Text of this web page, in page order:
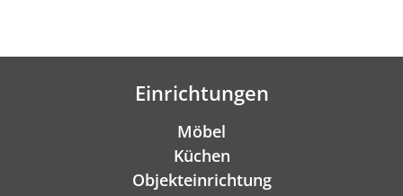
Einrichtungen
Möbel
Küchen
Objekteinrichtung